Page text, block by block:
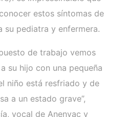
estos síntomas de
su pediatra y enfermera.
de trabajo vemos
su hijo con una pequeña
niño está resfriado y de
a un estado grave”,
vocal de Anenvac y